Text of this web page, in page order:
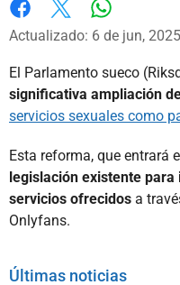
Facebook
X
Actualizado: 6 de jun, 2025
El Parlamento sueco
significativa ampliación
servicios sexuales como
Esta reforma, que entrará
legislación existente
servicios ofrecidos a
Onlyfans.
Últimas noticias